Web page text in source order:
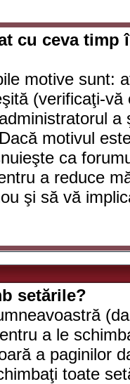
cu ceva timp
motive sunt:
(verificaţi-
motivul
ca
a reduce
şi să vă
setările?
a le
a paginilor
toate